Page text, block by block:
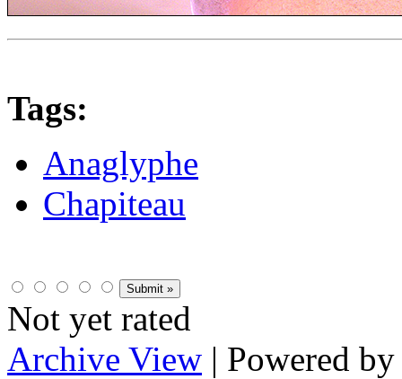
Tags:
Anaglyphe
Chapiteau
Not yet rated
Archive View | Powered